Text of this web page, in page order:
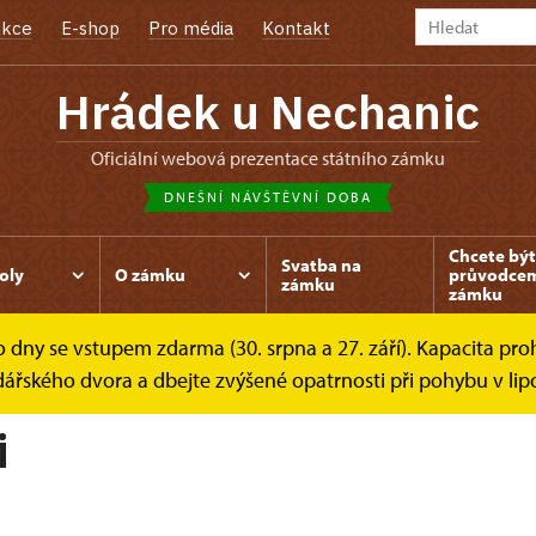
E-shop Pro média Kontakt
Hrádek u Nechanic
oficiální webová prezentace státního zámku
DNEŠNÍ NÁVŠTĚVNÍ DOBA
O zámku
Svatba na
zámku
Chcete být
zámku
dny se vstupem zdarma (30. srpna a 27. září). Kapacita
dvora a dbejte zvýšené opatrnosti při pohybu v
Pejskaři